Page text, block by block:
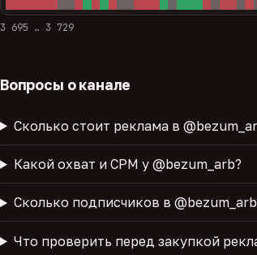
3 695 … 3 729
Вопросы о канале
Сколько стоит реклама в
Какой охват и CPM у @bezum_arb?
Сколько подписчиков в
Что проверить перед закупкой